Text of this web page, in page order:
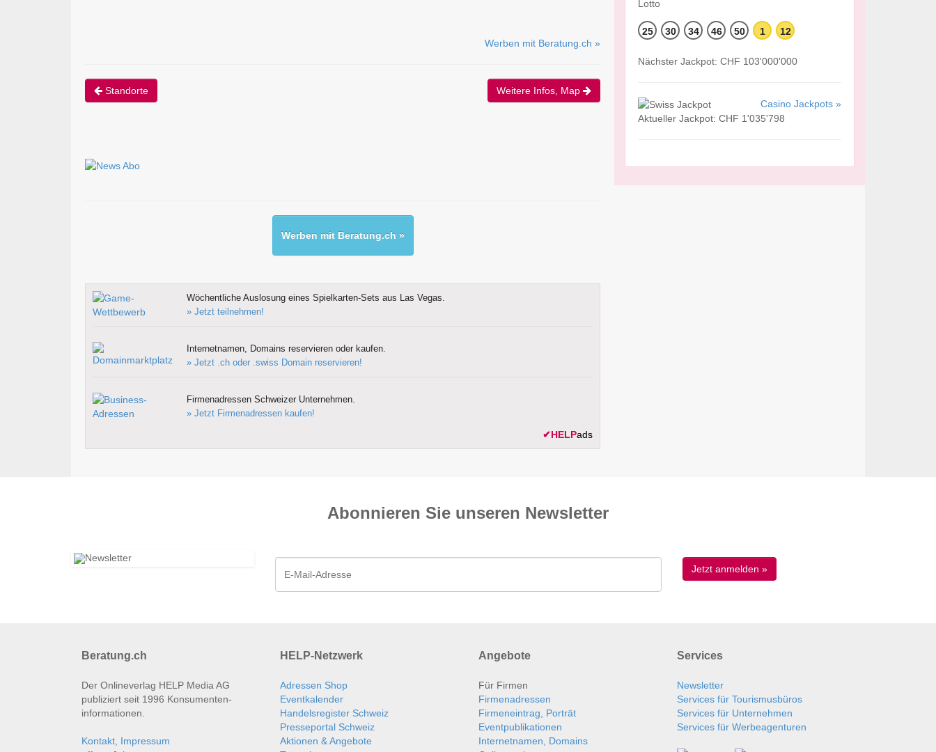
Werben mit Beratung.ch »
Standorte Weitere Infos, Map
Werben mit Beratung.ch »
Wöchentliche Auslosung eines Spielkarten-Sets aus Las Vegas.
» Jetzt teilnehmen!
Internetnamen, Domains reservieren oder kaufen.
» Jetzt .ch oder .swiss Domain reservieren!
Firmenadressen Schweizer Unternehmen.
» Jetzt Firmenadressen kaufen!
✔HELPads
25 30 34 46 50 1 12
Nächster Jackpot: CHF 103'000'000
Casino Jackpots »
Aktueller Jackpot: CHF 1'035'798
Abonnieren Sie unseren News­letter
Beratung.ch
Der Onlineverlag HELP Media AG
publiziert seit 1996 Konsumenten­
informationen.
Kontakt, Impressum
HELP-Netzwerk
Adressen Shop
Eventkalender
Handelsregister Schweiz
Presseportal Schweiz
Aktionen & Angebote
Angebote
Für Firmen
Firmenadressen
Firmeneintrag, Porträt
Eventpublikationen
Internetnamen, Domains
Services
Newsletter
Services für Tourismusbüros
Services für Unternehmen
Services für Werbeagenturen